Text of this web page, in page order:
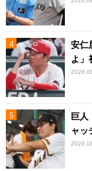
安仁
よ」
巨人
ャッ